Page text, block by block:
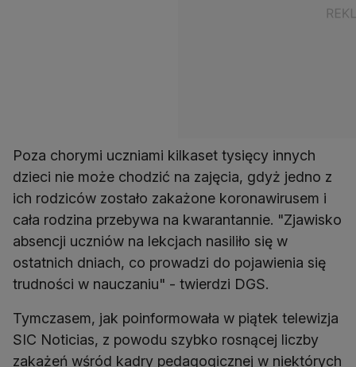
Poza chorymi uczniami kilkaset tysięcy innych
dzieci nie może chodzić na zajęcia, gdyż jedno z
ich rodziców zostało zakażone koronawirusem i
cała rodzina przebywa na kwarantannie. "Zjawisko
absencji uczniów na lekcjach nasiliło się w
ostatnich dniach, co prowadzi do pojawienia się
trudności w nauczaniu" - twierdzi DGS.
Tymczasem, jak poinformowała w piątek telewizja
SIC Noticias, z powodu szybko rosnącej liczby
zakażeń wśród kadry pedagogicznej w niektórych